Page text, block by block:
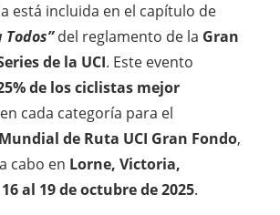
está incluida en el capítulo de
del reglamento de la Gran
de la UCI. Este evento
de los ciclistas mejor
en cada categoría para el
de Ruta UCI Gran Fondo,
cabo en Lorne, Victoria,
al 19 de octubre de 2025.